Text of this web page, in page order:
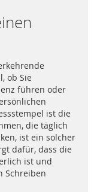
ob Sie
führen oder
ist die
die täglich
ist ein solcher
dafür, dass die
ist und
Schreiben